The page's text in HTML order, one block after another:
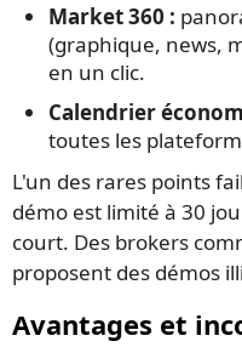
Market 360 :
(graphique, news,
en un clic.
Calendrier
toutes les
L'un des rares points
démo est limité à 30
court. Des brokers
proposent des démos
Avantages et